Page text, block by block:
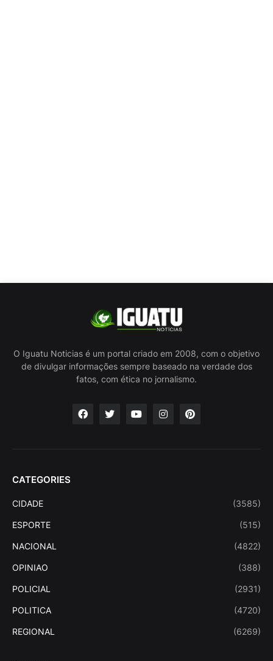
O Iguatu Noticias é um portal criado em 2008, com o objetivo
de divulgar informações sempre baseado na verdade dos
fatos, com ética no jornalismo.
CATEGORIES
CIDADE (3585)
ESPORTE (515)
NACIONAL (4822)
OPINIAO (388)
POLICIAL (2931)
POLITICA (4720)
REGIONAL (6269)